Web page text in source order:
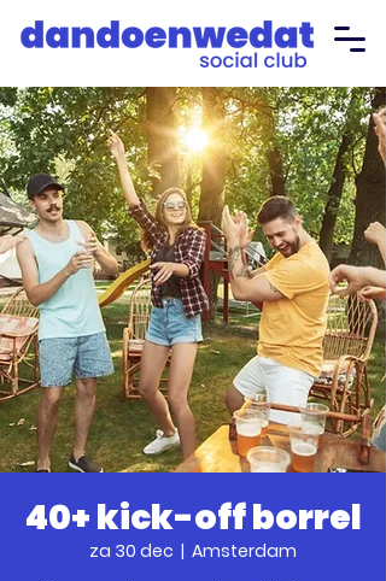
40+ kick-off borrel
za 30 dec
  |
Amsterdam